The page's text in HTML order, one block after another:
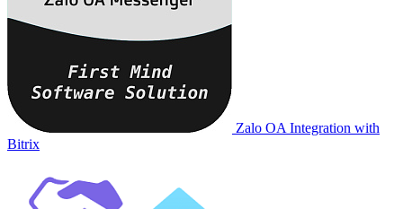
Zalo OA Integration with
Bitrix